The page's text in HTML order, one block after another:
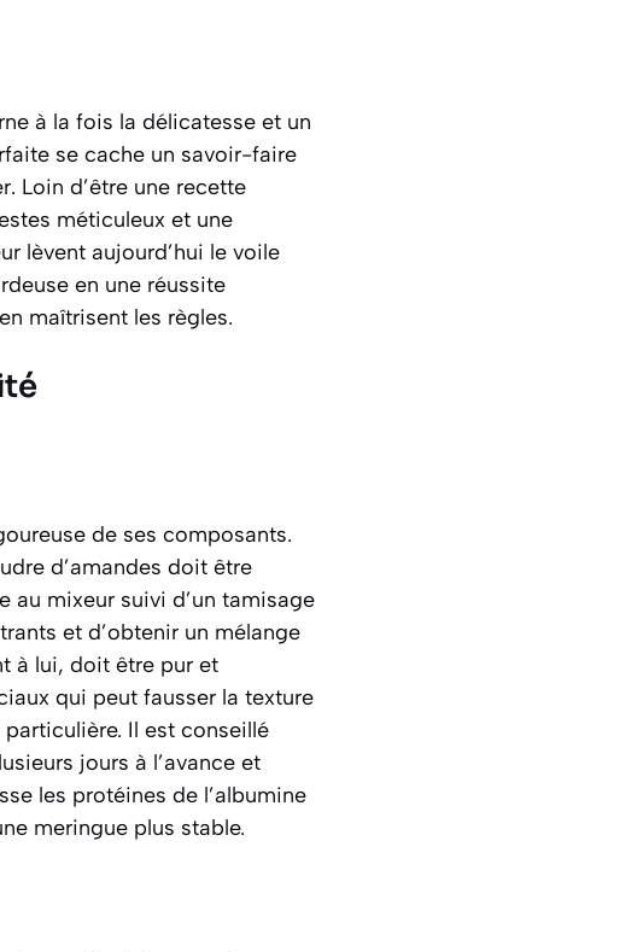
à la fois la délicatesse et un
se cache un savoir-faire
Loin d’être une recette
méticuleux et une
lèvent aujourd’hui le voile
en une réussite
maîtrisent les règles.
de ses composants.
d’amandes doit être
au mixeur suivi d’un tamisage
et d’obtenir un mélange
à lui, doit être pur et
qui peut fausser la texture
Il est conseillé
jours à l’avance et
les protéines de l’albumine
meringue plus stable.